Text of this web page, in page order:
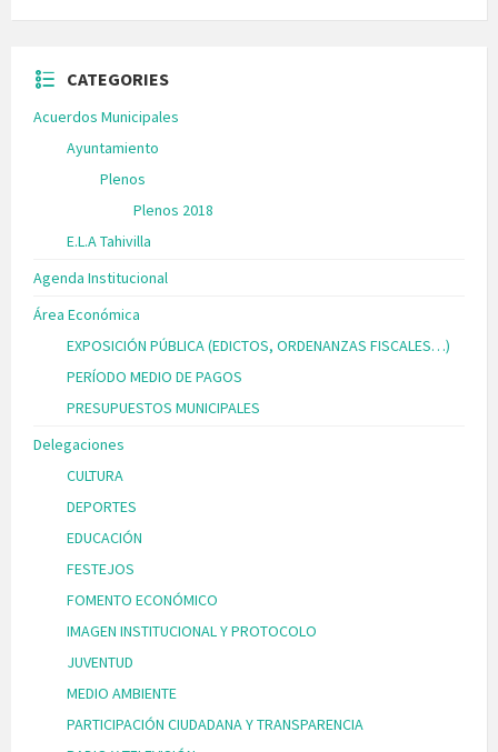
CATEGORIES
Acuerdos Municipales
Ayuntamiento
Plenos
Plenos 2018
E.L.A Tahivilla
Agenda Institucional
Área Económica
EXPOSICIÓN PÚBLICA (EDICTOS, ORDENANZAS FISCALES…)
PERÍODO MEDIO DE PAGOS
PRESUPUESTOS MUNICIPALES
Delegaciones
CULTURA
DEPORTES
EDUCACIÓN
FESTEJOS
FOMENTO ECONÓMICO
IMAGEN INSTITUCIONAL Y PROTOCOLO
JUVENTUD
MEDIO AMBIENTE
PARTICIPACIÓN CIUDADANA Y TRANSPARENCIA